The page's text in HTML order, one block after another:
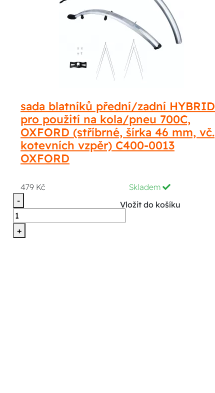
sada blatníků přední/zadní HYBRID
pro použití na kola/pneu 700C,
OXFORD (stříbrné, šírka 46 mm, vč.
kotevních vzpěr) C400-0013
OXFORD
479 Kč
Skladem
-
+
Vložit do košíku